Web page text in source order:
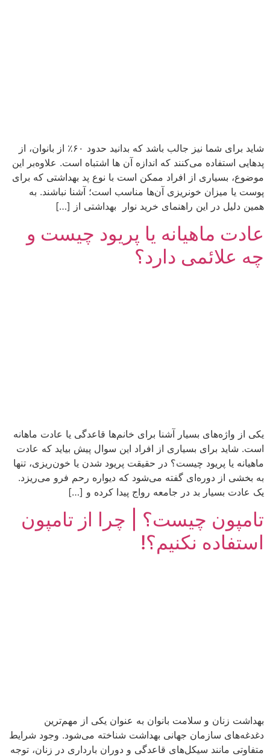
شاید برای شما نیز جالب باشد که بدانید حدود ۶۰٪ از بانوان، از
پدهایی استفاده می‌کنند که اندازه آن ها اشتباه است. علاوه‌بر این
موضوع، بسیاری از افراد ممکن است با نوع پد بهداشتی که برای
پوست یا میزان خونریزی آن‌ها مناسب است؛ آشنا نباشند. به
همین دلیل در این راهنمای خرید نوار بهداشتی از […]
عادت ماهیانه یا پریود چیست و
چه علائمی دارد؟
یکی از واژه‌های بسیار آشنا برای خانم‌ها قاعدگی یا عادت ماهانه
است. شاید برای بسیاری از افراد این سوال پیش بیاید که عادت
ماهیانه یا پریود چیست؟ در حقیقت پریود شدن یا خون‌ریزی، تنها
به بخشی از دوره‌ای گفته می‌شود که دیواره رحم فرو می‌ریزد.
یک عادت بسیار بد در جامعه رواج پیدا کرده و […]
تامپون چیست؟ | چرا از تامپون
استفاده نکنیم؟!
بهداشت زنان و سلامت بانوان به عنوان یکی از مهم‌ترین
دغدغه‌های سازمان جهانی بهداشت شناخته می‌شود. وجود شرایط
متفاوتی مانند سیکل‌های قاعدگی و دوران بارداری در زنان، توجه